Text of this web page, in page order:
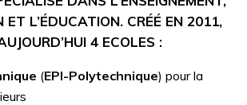
L’ÉDUCATION. CRÉÉ EN 2011,
4 ECOLES :
(EPI-Polytechnique) pour la